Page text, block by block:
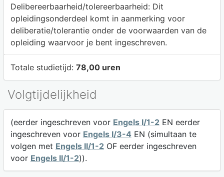
Delibereerbaarheid/tolereerbaarheid: Dit
opleidingsonderdeel komt in aanmerking voor
deliberatie/tolerantie onder de voorwaarden van de
opleiding waarvoor je bent ingeschreven.
Totale studietijd: 78,00 uren
Volgtijdelijkheid
(eerder ingeschreven voor Engels I/1-2EN eerder
ingeschreven voor Engels I/3-4 EN (simultaan te
volgen met Engels II/1-2OF eerder ingeschreven
voor Engels II/1-2)).